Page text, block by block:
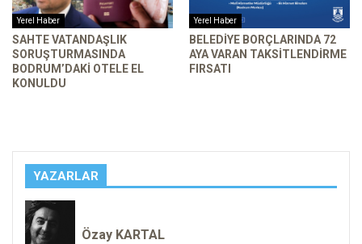
Yerel Haber
SAHTE VATANDAŞLIK
SORUŞTURMASINDA
BODRUM’DAKI OTELE EL
KONULDU
Yerel Haber
BELEDIYE BORÇLARINDA 72
AYA VARAN TAKSITLENDIRME
FIRSATI
YAZARLAR
Özay KARTAL